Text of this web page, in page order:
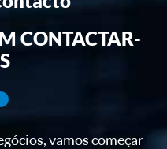
CONTACTAR-
vamos começar